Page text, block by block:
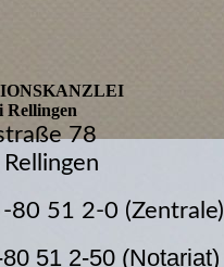
Rellingen
78
80 51 2-0 (Zentrale)
51 2-50 (Notariat)